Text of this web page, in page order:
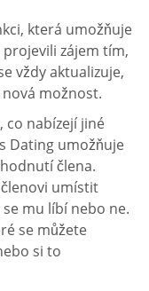
která umožňuje
zájem tím,
vždy aktualizuje,
možnost.
co nabízejí jiné
Dating umožňuje
člena.
členovi umístit
mu líbí nebo ne.
se můžete
si to